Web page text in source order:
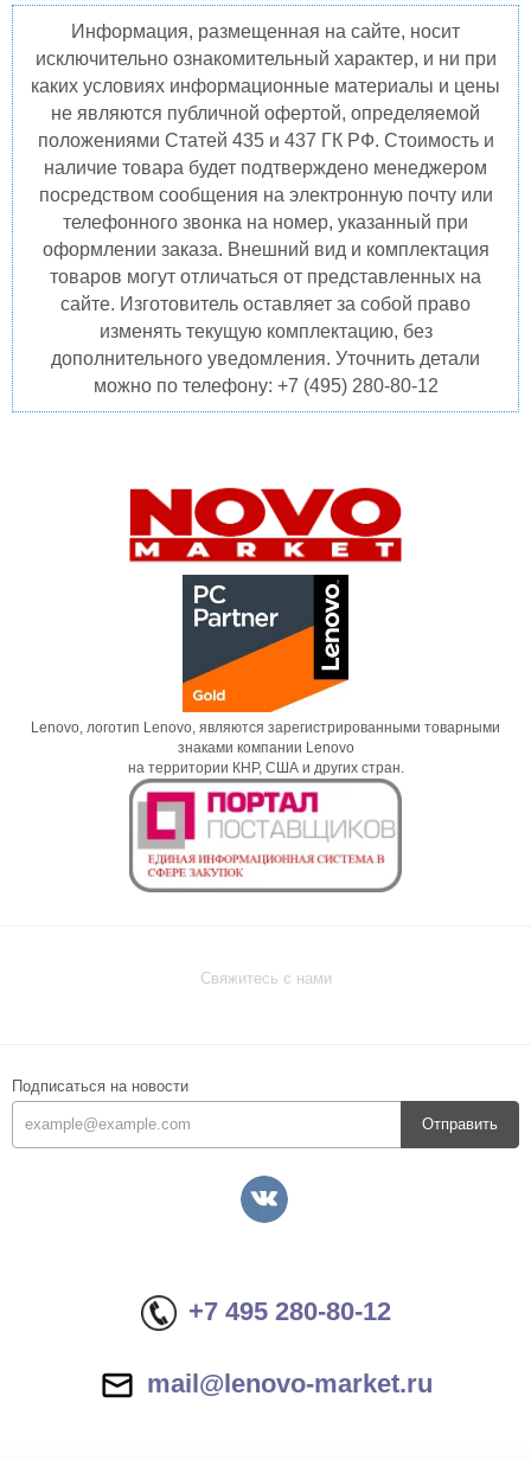
Информация, размещенная на сайте, носит
исключительно ознакомительный характер, и ни при
каких условиях информационные материалы и цены
не являются публичной офертой, определяемой
положениями Статей 435 и 437 ГК РФ. Стоимость и
наличие товара будет подтверждено менеджером
посредством сообщения на электронную почту или
телефонного звонка на номер, указанный при
оформлении заказа. Внешний вид и комплектация
товаров могут отличаться от представленных на
сайте. Изготовитель оставляет за собой право
изменять текущую комплектацию, без
дополнительного уведомления. Уточнить детали
можно по телефону: +7 (495) 280-80-12
Lenovo, логотип Lenovo, являются зарегистрированными товарными
знаками компании Lenovo
на территории КНР, США и других стран.
Свяжитесь с нами
Подписаться на новости
Отправить
+7 495 280-80-12
mail@lenovo-market.ru